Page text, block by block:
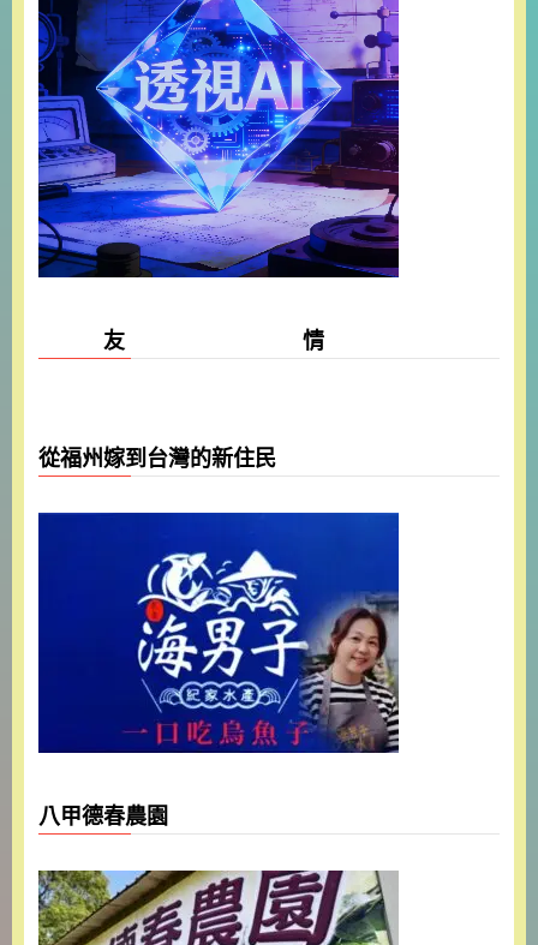
友 情
從福州嫁到台灣的新住民
八甲德春農園